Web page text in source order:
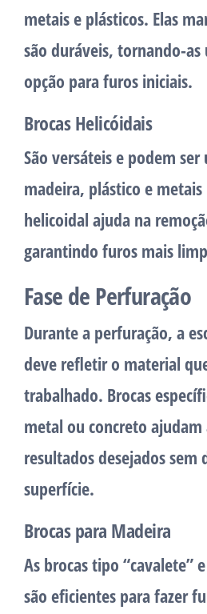
metais e plásticos. Elas
são duráveis, tornando-as
opção para furos iniciais.
Brocas Helicóidais
São versáteis e podem ser
madeira, plástico e
helicoidal ajuda na
garantindo furos mais
Fase de Perfuração
Durante a perfuração, a
deve refletir o material
trabalhado. Brocas
metal ou concreto
resultados desejados sem
superfície.
Brocas para Madeira
As brocas tipo “cavalete”
são eficientes para fazer